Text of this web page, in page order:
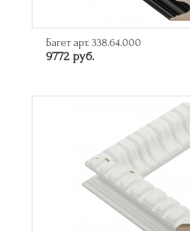
Багет арт. 338.64.000
9772 руб.